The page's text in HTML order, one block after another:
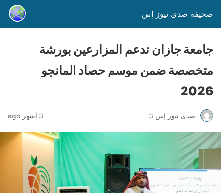
صحيفة صدى نيوز إس
جامعة جازان تدعم المزارعين بورشة
متخصصة ضمن موسم حصاد المانجو
2026
صدى نيوز إس 3 3 أشهر ago